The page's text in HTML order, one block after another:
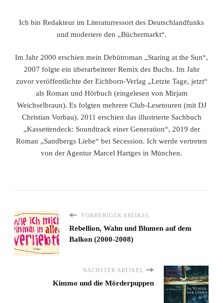
Ich bin Redakteur im Literaturressort des Deutschlandfunks
und moderiere den „Büchermarkt“.
Im Jahr 2000 erschien mein Debütroman „Staring at the Sun“,
2007 folgte ein überarbeiteter Remix des Buchs. Im Jahr
zuvor veröffentlichte der Eichborn-Verlag „Letzte Tage, jetzt“
als Roman und Hörbuch (eingelesen von Mirjam
Weichselbraun). Es folgten mehrere Club-Lesetouren (mit DJ
Christian Vorbau). 2011 erschien das illustrierte Sachbuch
„Kassettendeck: Soundtrack einer Generation“, 2019 der
Roman „Sandbergs Liebe“ bei Secession. Ich werde vertreten
von der Agentur Marcel Hartges in München.
VORHERIGER ARTIKEL
Rebellion, Wahn und Blumen auf dem
Balkon (2000-2008)
NÄCHSTER ARTIKEL
Kimmo und die Mörderpuppen